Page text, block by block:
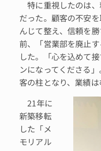
特に重視したのは
だった。顧客の不安
んじて整え、信頼を
前、「営業部を廃止
した。「心を込めて
ンになってくださる
客の柱となり、業績は
21年に
新築移転
した「メ
モリアル